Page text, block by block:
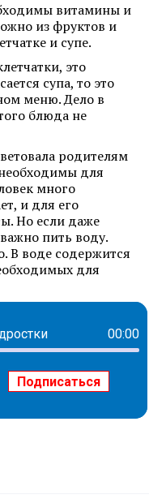
витамины и
из фруктов и
и супе.
это
супа, то это
меню. Дело в
блюда не
родителям
для
много
и для его
Но если даже
пить воду.
В воде содержится
для
00:00